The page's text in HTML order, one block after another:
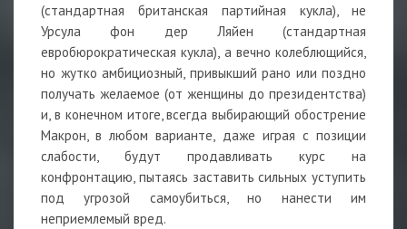
(стандартная британская партийная кукла), не
Урсула фон дер Ляйен (стандартная
евробюрократическая кукла), а вечно колеблющийся,
но жутко амбициозный, привыкший рано или поздно
получать желаемое (от женщины до президентства)
и, в конечном итоге, всегда выбирающий обострение
Макрон, в любом варианте, даже играя с позиции
слабости, будут продавливать курс на
конфронтацию, пытаясь заставить сильных уступить
под угрозой самоубиться, но нанести им
неприемлемый вред.